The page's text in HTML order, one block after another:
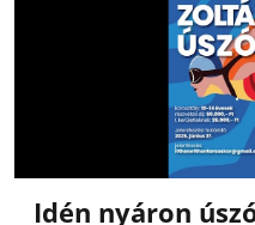
Idén nyáron